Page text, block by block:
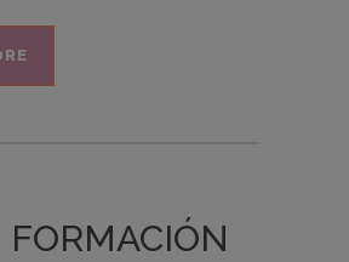
FORMACIÓN